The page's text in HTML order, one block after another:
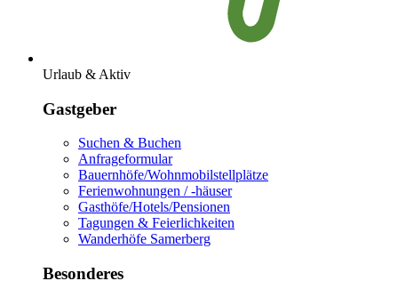
Urlaub & Aktiv
Gastgeber
Suchen & Buchen
Anfrageformular
Bauernhöfe/Wohnmobilstellplätze
Ferienwohnungen / -häuser
Gasthöfe/Hotels/Pensionen
Tagungen & Feierlichkeiten
Wanderhöfe Samerberg
Besonderes